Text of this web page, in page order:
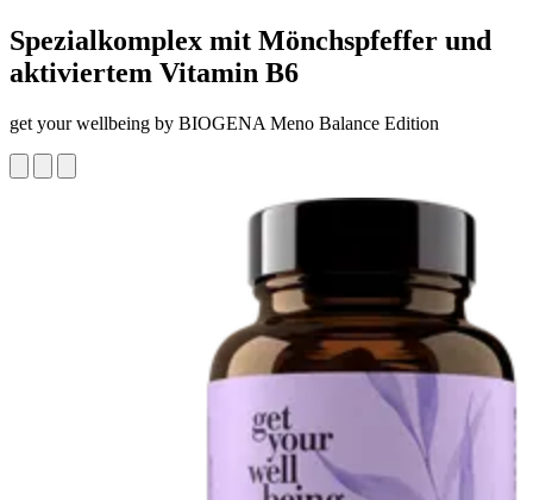
Spezialkomplex mit Mönchspfeffer und
aktiviertem Vitamin B6
get your wellbeing by BIOGENA Meno Balance Edition